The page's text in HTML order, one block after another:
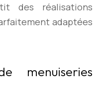
des réalisations
adaptées
menuiseries